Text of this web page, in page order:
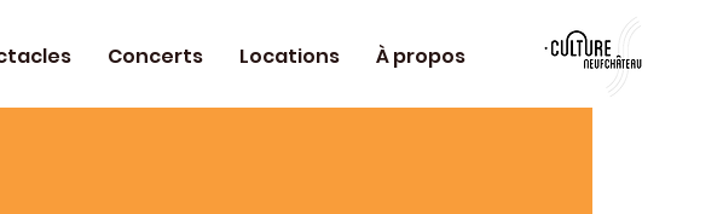
Concerts Locations À propos